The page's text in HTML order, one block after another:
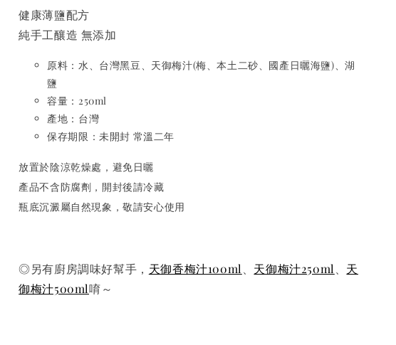
健康薄鹽配方
純手工釀造 無添加
原料：水、台灣黑豆、天御梅汁(梅、本土二砂、國產日曬海鹽)、湖
鹽
容量：250ml
產地：台灣
保存期限：未開封 常溫二年
放置於陰涼乾燥處，避免日曬
產品不含防腐劑，開封後請冷藏
瓶底沉澱屬自然現象，敬請安心使用
◎另有廚房調味好幫手， 天御香梅汁100ml、 天御梅汁250ml、 天
御梅汁500ml唷～